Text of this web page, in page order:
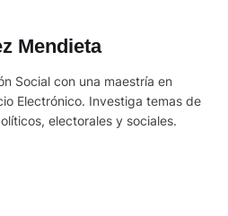
Mendieta
Social con una maestría en
Electrónico. Investiga temas de
electorales y sociales.